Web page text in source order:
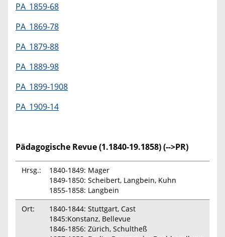
PA_1859-68
PA_1869-78
PA_1879-88
PA_1889-98
PA_1899-1908
PA_1909-14
Pädagogische Revue (1.1840-19.1858) (-->PR)
Hrsg.:
1840-1849: Mager
1849-1850: Scheibert, Langbein, Kuhn
1855-1858: Langbein
Ort:
1840-1844: Stuttgart, Cast
1845:Konstanz, Bellevue
1846-1856: Zürich, Schultheß